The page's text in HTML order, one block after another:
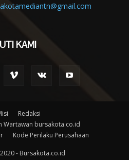
KAMI
Redaksi
Wartawan bursakota.co.id
Kode Perilaku Perusahaan
- Bursakota.co.id